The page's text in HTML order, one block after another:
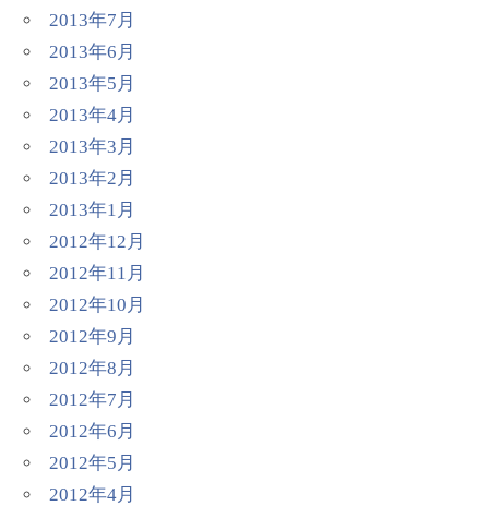
2013年7月
2013年6月
2013年5月
2013年4月
2013年3月
2013年2月
2013年1月
2012年12月
2012年11月
2012年10月
2012年9月
2012年8月
2012年7月
2012年6月
2012年5月
2012年4月